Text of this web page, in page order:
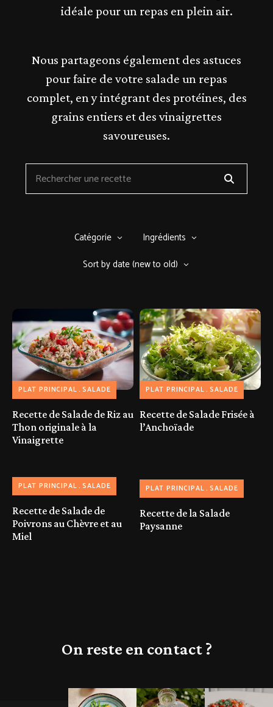
idéale pour un repas en plein air.
Nous partageons également des astuces
pour faire de votre salade un repas
complet, en y intégrant des protéines, des
grains entiers et des vinaigrettes
savoureuses.
Catégorie
Ingrédients
Sort by date (new to old)
PLAT PRINCIPAL SALADE
Recette de Salade de Riz au
Thon originale à la
Vinaigrette
PLAT PRINCIPAL SALADE
Recette de Salade de
Poivrons au Chèvre et au
Miel
PLAT PRINCIPAL SALADE
Recette de Salade Frisée à
l’Anchoïade
PLAT PRINCIPAL SALADE
Recette de la Salade
Paysanne
On reste en contact ?